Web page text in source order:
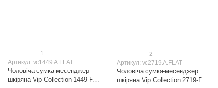
1
Артикул: vc1449.A.FLAT
Чоловіча сумка-месенджер
шкіряна Vip Collection 1449-F
2
Артикул: vc2719.A.FLAT
Чоловіча сумка-месенджер
шкіряна Vip Collection 2719-F